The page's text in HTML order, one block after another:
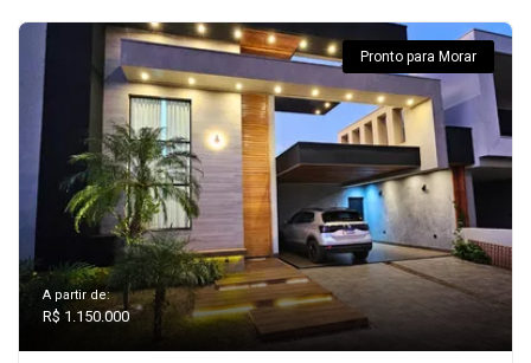
Pronto para Morar
A partir de:
R$ 1.150.000